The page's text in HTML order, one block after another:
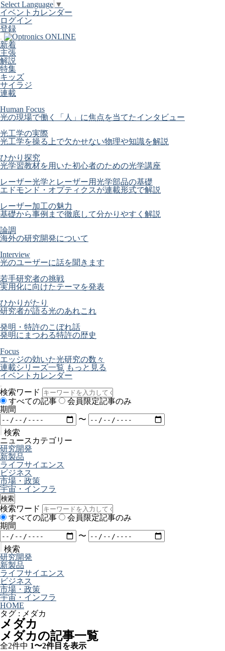
Select Language ▼
イベントカレンダー
ログイン
登録
新着
主張
解説
特集
キッズ
サイラジ
連載
Human Focus
光の現場で働く「人」に焦点を当てたインタビュー
光工学の実際
光工学を操る上で欠かせない物理や知識を解説
ひかり探究
光学習教材を用いた初心者のための光学講座
レーザー光学とレーザー用光学部品の基礎
エドモンド・オプティクスが連載形式で解説
レーザー加工の魅力
基礎から事例まで徹底して分かりやすく解説
論調
海外の研究開発について
Interview
光のユーザーに話を聞きます
若手研究者の挑戦
実用化に向けたテーマを発表
ひかりがたり
研究者が語る光のあれこれ
発明・特許のこぼれ話
発明にまつわる特許の歴史
Focus
エッジの効いた光研究の数々
連載シリーズ一覧 もっと見る
イベントカレンダー
検索ワード
すべての記事
会員限定記事のみ
期間
〜
検索
ニュースカテゴリー
研究開発
新製品
ライフサイエンス
ビジネス
市場・政策
宇宙・インフラ
検索
検索ワード
すべての記事
会員限定記事のみ
期間
〜
検索
研究開発
新製品
ライフサイエンス
ビジネス
市場・政策
宇宙・インフラ
HOME
タグ : メダカ
メダカ
メダカの記事一覧
全2件中 1〜2件目を表示